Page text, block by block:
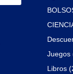
Juegos
Libros